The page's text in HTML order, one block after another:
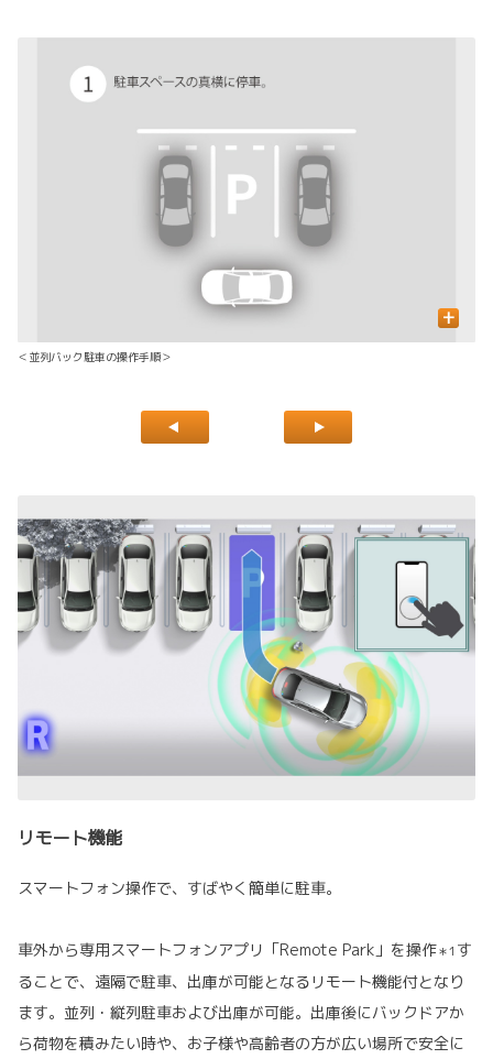
+
＜並列バック駐車の操作手順＞
リモート機能
スマートフォン操作で、すばやく簡単に駐車。
車外から専用スマートフォンアプリ「Remote Park」を操作＊1 す
ることで、遠隔で駐車、出庫が可能となるリモート機能付となり
ます。並列・縦列駐車および出庫が可能。出庫後にバックドアか
ら荷物を積みたい時や、お子様や高齢者の方が広い場所で安全に